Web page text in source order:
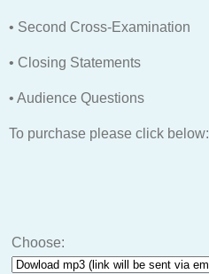
• Second Cross-Examination
• Closing Statements
• Audience Questions
To purchase please click below:
Choose: